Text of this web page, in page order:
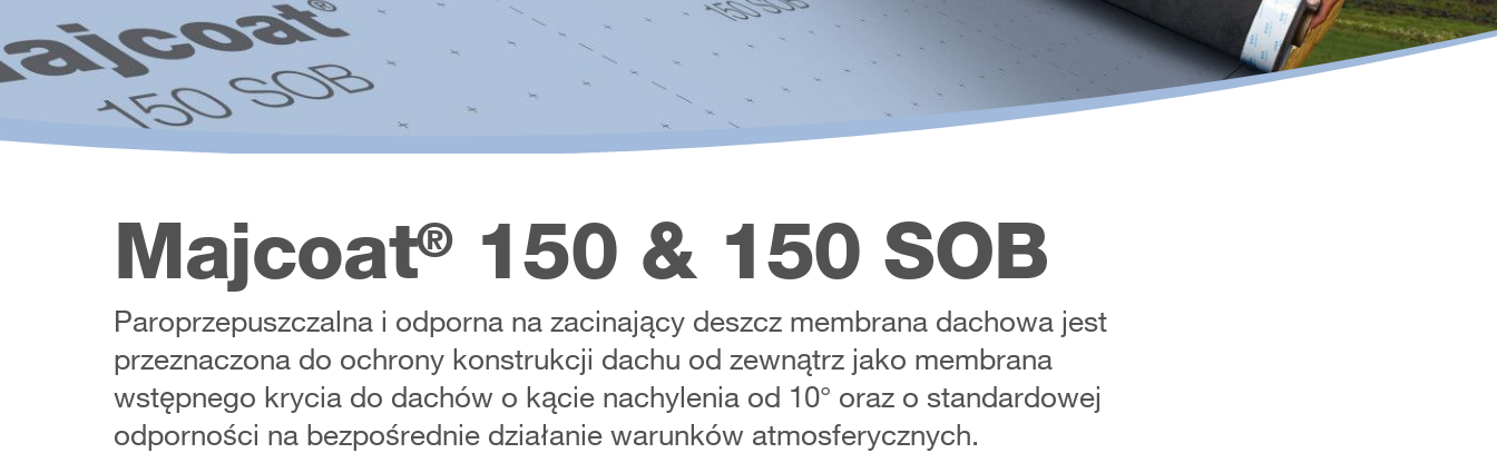
Majcoat®150 & 150 SOB
Paroprzepuszczalna i odporna na zacinający deszcz membrana dachowa jest
przeznaczona do ochrony konstrukcji dachu od zewnątrz jako membrana
wstępnego krycia do dachów o kącie nachylenia od 10° oraz o standardowej
odporności na bezpośrednie działanie warunków atmosferycznych.